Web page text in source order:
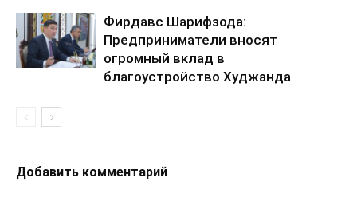
Фирдавс Шарифзода:
Предприниматели вносят
огромный вклад в
благоустройство Худжанда
Добавить комментарий